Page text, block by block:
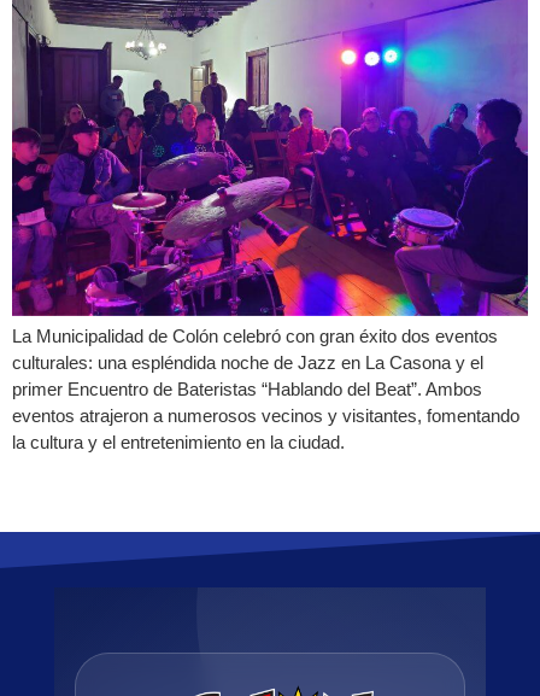
La Municipalidad de Colón celebró con gran éxito dos eventos
culturales: una espléndida noche de Jazz en La Casona y el
primer Encuentro de Bateristas “Hablando del Beat”. Ambos
eventos atrajeron a numerosos vecinos y visitantes, fomentando
la cultura y el entretenimiento en la ciudad.